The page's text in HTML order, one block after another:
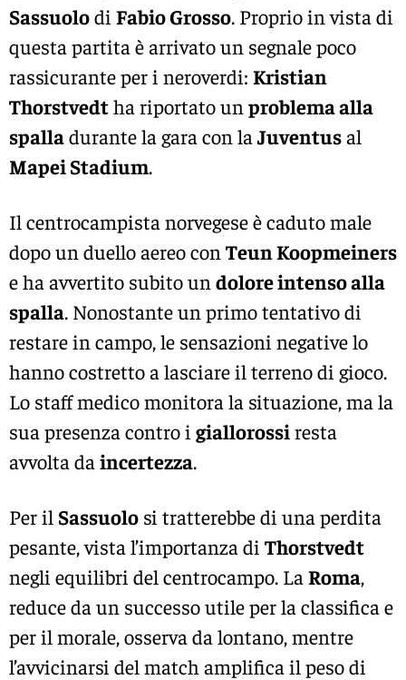
Sassuolodi Fabio Grosso. Proprio in vista di
questa partita è arrivato un segnale poco
rassicurante per i neroverdi: Kristian
Thorstvedtha riportato un problema alla
spalladurante la gara con la Juventusal
Mapei Stadium.
Il centrocampista norvegese è caduto male
dopo un duello aereo con Teun Koopmeiners
e ha avvertito subito un dolore intenso alla
spalla. Nonostante un primo tentativo di
restare in campo, le sensazioni negative lo
hanno costretto a lasciare il terreno di gioco.
Lo staff medico monitora la situazione, ma la
sua presenza contro i giallorossiresta
avvolta da incertezza.
Per il Sassuolo si tratterebbe di una perdita
pesante, vista l’importanza di Thorstvedt
negli equilibri del centrocampo. La Roma,
reduce da un successo utile per la classifica e
per il morale, osserva da lontano, mentre
l’avvicinarsi del match amplifica il peso di